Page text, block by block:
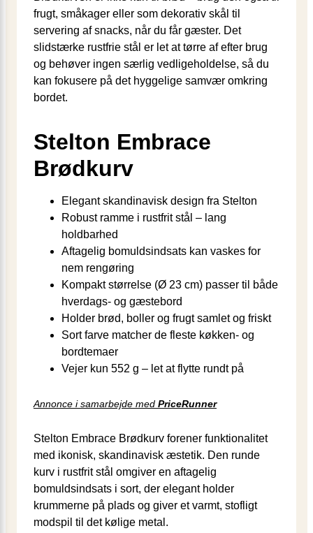
frugt, småkager eller som dekorativ skål til
servering af snacks, når du får gæster. Det
slidstærke rustfrie stål er let at tørre af efter brug
og behøver ingen særlig vedligeholdelse, så du
kan fokusere på det hyggelige samvær omkring
bordet.
Stelton Embrace
Brødkurv
Elegant skandinavisk design fra Stelton
Robust ramme i rustfrit stål – lang
holdbarhed
Aftagelig bomuldsindsats kan vaskes for
nem rengøring
Kompakt størrelse (Ø 23 cm) passer til både
hverdags- og gæstebord
Holder brød, boller og frugt samlet og friskt
Sort farve matcher de fleste køkken- og
bordtemaer
Vejer kun 552 g – let at flytte rundt på
Annonce i samarbejde med PriceRunner
Stelton Embrace Brødkurv forener funktionalitet
med ikonisk, skandinavisk æstetik. Den runde
kurv i rustfrit stål omgiver en aftagelig
bomuldsindsats i sort, der elegant holder
krummerne på plads og giver et varmt, stofligt
modspil til det kølige metal.